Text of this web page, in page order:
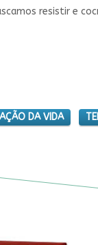
resistir e
DA VIDA